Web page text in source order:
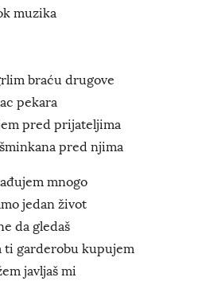
muzika
braću drugove
pekara
pred prijateljima
pred njima
mnogo
jedan život
da gledaš
ti garderobu kupujem
javljaš mi